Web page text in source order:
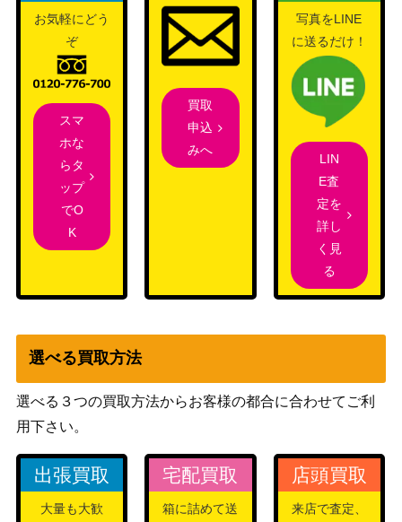
魔術師の弟子-ブラッ
ク・マジシャン・ガール
（QCSE/25th）【ALIN-J
P004】
コナミ
（ALLIANCE INSIGHT）
25,000
ARG☆S-栄冠のアドラ
（QCSE/25th）【SUDA-
JP008】
コナミ
（SUPREME
DARKNESS）
ユベル（QCSE/25th）
【PHNI-JPS01】
4,200
（PHANTOM RAGE）
JP046】
（PHANTOM RAGE）
ス（QCSE/25th）【ROT
A-JP038】
（RAGE OF THE
2,100
天罰（レリーフ）【RDS
-JP050】
（ライズ・オブ・デステ
ィニー）
300
お気軽にどう
ぞ
スマ
ホな
らタ
ップ
でO
K
買取
申込
みへ
写真をLINE
に送るだけ！
LIN
E査
定を
詳し
く見
る
選べる買取方法
選べる３つの買取方法からお客様の都合に合わせてご利
用下さい。
出張買取
大量も大歓
宅配買取
箱に詰めて送
店頭買取
来店で査定、